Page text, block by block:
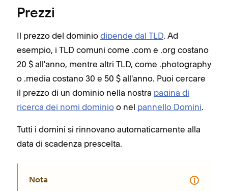
Prezzi
Il prezzo del dominio dipende dal TLD. Ad
esempio, i TLD comuni come .com e .org costano
20 $ all'anno, mentre altri TLD, come .photography
o .media costano 30 e 50 $ all'anno. Puoi cercare
il prezzo di un dominio nella nostra pagina di
ricerca dei nomi dominio o nel pannello Domini.
Tutti i domini si rinnovano automaticamente alla
data di scadenza prescelta.
Nota